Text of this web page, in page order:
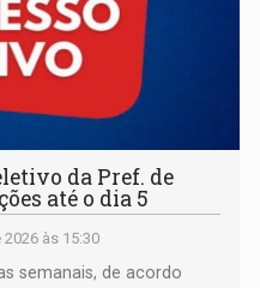
da Pref. de
até o dia 5
às 15:30
semanais, de acordo